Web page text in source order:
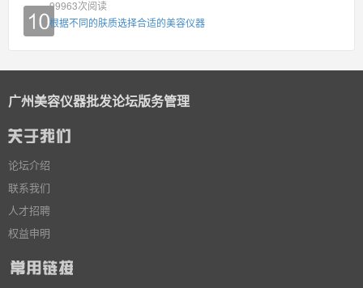
99963次阅读
根据不同的肤质选择合适的美容仪器
广州美容仪器批发论坛版务管理
论坛介绍
联系我们
人才招聘
权益申明